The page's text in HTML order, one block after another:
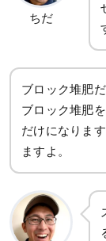
ちだ
ブロック堆肥
ブロック堆肥
だけになりま
ますよ。